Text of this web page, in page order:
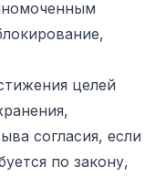
целей
согласия, если
по закону,